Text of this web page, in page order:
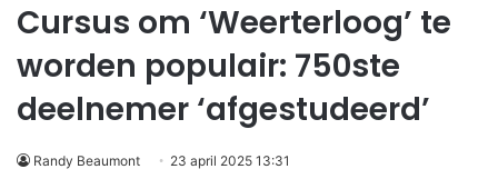
Cursus om ‘Weerterloog’ te
worden populair: 750ste
deelnemer ‘afgestudeerd’
Randy Beaumont 23 april 2025 13:31